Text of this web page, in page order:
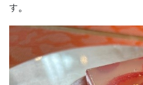
す。